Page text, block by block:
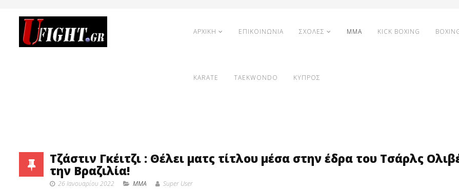
ΑΡΧΙΚΗ ΕΠΙΚΟΙΝΩΝΙΑ ΣΧΟΛΕΣ MMA KICK BOXING
KARATE TAEKWONDO ΚΥΠΡΟΣ
Τζάστιν Γκέιτζι : Θέλει ματς τίτλου μέσα στην έδρα του Τσάρλς
την Βραζιλία!
26 Ιανουαρίου 2022 MMA Super User